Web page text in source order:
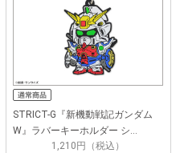
STRICT-G『新機動戦記ガンダム
W』ラバーキーホルダー シ…
1,210円（税込）